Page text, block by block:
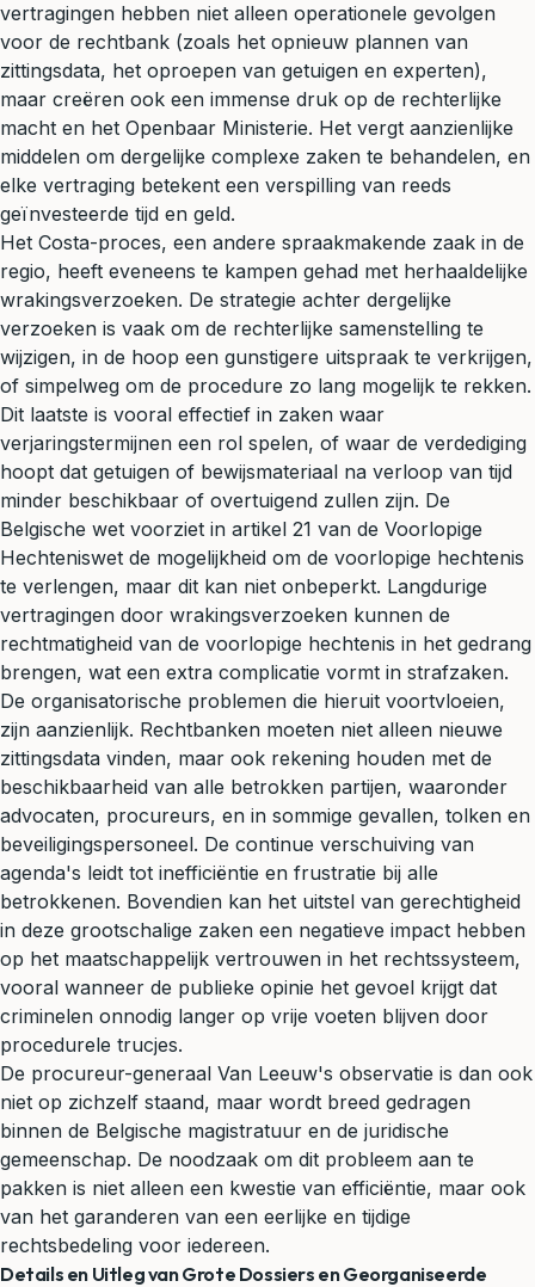
vertragingen hebben niet alleen operationele gevolgen
voor de rechtbank (zoals het opnieuw plannen van
zittingsdata, het oproepen van getuigen en experten),
maar creëren ook een immense druk op de rechterlijke
macht en het Openbaar Ministerie. Het vergt aanzienlijke
middelen om dergelijke complexe zaken te behandelen, en
elke vertraging betekent een verspilling van reeds
geïnvesteerde tijd en geld.
Het Costa-proces, een andere spraakmakende zaak in de
regio, heeft eveneens te kampen gehad met herhaaldelijke
wrakingsverzoeken. De strategie achter dergelijke
verzoeken is vaak om de rechterlijke samenstelling te
wijzigen, in de hoop een gunstigere uitspraak te verkrijgen,
of simpelweg om de procedure zo lang mogelijk te rekken.
Dit laatste is vooral effectief in zaken waar
verjaringstermijnen een rol spelen, of waar de verdediging
hoopt dat getuigen of bewijsmateriaal na verloop van tijd
minder beschikbaar of overtuigend zullen zijn. De
Belgische wet voorziet in artikel 21 van de Voorlopige
Hechteniswet de mogelijkheid om de voorlopige hechtenis
te verlengen, maar dit kan niet onbeperkt. Langdurige
vertragingen door wrakingsverzoeken kunnen de
rechtmatigheid van de voorlopige hechtenis in het gedrang
brengen, wat een extra complicatie vormt in strafzaken.
De organisatorische problemen die hieruit voortvloeien,
zijn aanzienlijk. Rechtbanken moeten niet alleen nieuwe
zittingsdata vinden, maar ook rekening houden met de
beschikbaarheid van alle betrokken partijen, waaronder
advocaten, procureurs, en in sommige gevallen, tolken en
beveiligingspersoneel. De continue verschuiving van
agenda's leidt tot inefficiëntie en frustratie bij alle
betrokkenen. Bovendien kan het uitstel van gerechtigheid
in deze grootschalige zaken een negatieve impact hebben
op het maatschappelijk vertrouwen in het rechtssysteem,
vooral wanneer de publieke opinie het gevoel krijgt dat
criminelen onnodig langer op vrije voeten blijven door
procedurele trucjes.
De procureur-generaal Van Leeuw's observatie is dan ook
niet op zichzelf staand, maar wordt breed gedragen
binnen de Belgische magistratuur en de juridische
gemeenschap. De noodzaak om dit probleem aan te
pakken is niet alleen een kwestie van efficiëntie, maar ook
van het garanderen van een eerlijke en tijdige
rechtsbedeling voor iedereen.
Details en Uitleg van Grote Dossiers en Georganiseerde